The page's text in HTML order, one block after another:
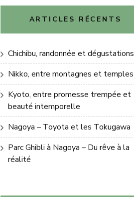
ARTICLES RÉCENTS
Chichibu, randonnée et dégustations
Nikko, entre montagnes et temples
Kyoto, entre promesse trempée et
beauté intemporelle
Nagoya – Toyota et les Tokugawa
Parc Ghibli à Nagoya – Du rêve à la
réalité